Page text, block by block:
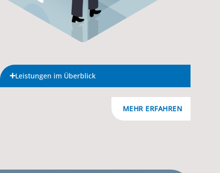
Leistungen im Überblick
MEHR ERFAHREN